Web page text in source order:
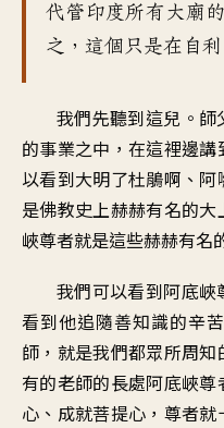
代管印度所有大廟
之 ， 這個只是在自利
我們先聽到這兒 。 師
的事業之中 ，在這裡邊講
以看到大明了杜鵑啊 、 阿
是佛教史上赫赫有名的大
峽尊者就是這些赫赫有名
我們可以看到阿底峽
看到他追隨善知識的辛
師 ， 就是我們都眾所周知
有的老師的長處阿底峽尊
心 、 成就菩提心 ， 尊者就